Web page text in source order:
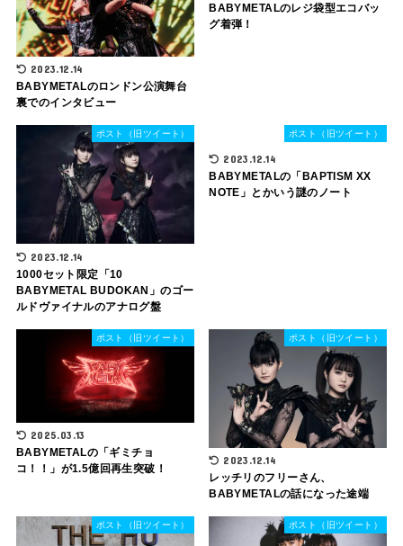
2023.12.14
BABYMETALのロンドン公演舞台
裏でのインタビュー
BABYMETALのレジ袋型エコバッ
グ着弾！
ポスト（旧ツイート）
2023.12.14
1000セット限定「10
BABYMETAL BUDOKAN」のゴー
ルドヴァイナルのアナログ盤
ポスト（旧ツイート）
2023.12.14
BABYMETALの「BAPTISM XX
NOTE」とかいう謎のノート
ポスト（旧ツイート）
2025.03.13
BABYMETALの「ギミチョ
コ！！」が1.5億回再生突破！
ポスト（旧ツイート）
2023.12.14
レッチリのフリーさん、
BABYMETALの話になった途端
ポスト（旧ツイート） ポスト（旧ツイート）